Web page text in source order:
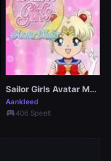
Sailor Girls Avatar Maker
Aankleed
sports_esports406 Speelt